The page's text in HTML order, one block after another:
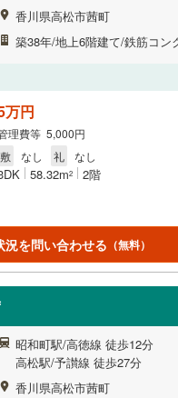
香川県高松市茜町
築38年/地上6階建て/鉄筋コン
万円
理費等 5,000円
敷
なし 礼 なし
58.32m2 2階
況を問い合わせる （無料）
昭和町駅/高徳線 徒歩12分
高松駅/予讃線 徒歩27分
香川県高松市茜町